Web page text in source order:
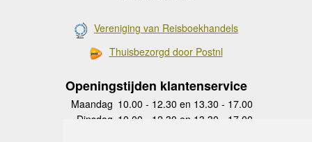
Vereniging van Reisboekhandels
Thuisbezorgd door Postnl
Openingstijden klantenservice
Maandag 10.00 - 12.30 en 13.30 - 17.00
Dinsdag 10.00 - 12.30 en 13.30 - 17.00